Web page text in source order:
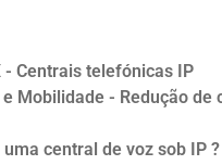
- Centrais telefónicas IP
Mobilidade - Redução de
central de voz sob IP ?